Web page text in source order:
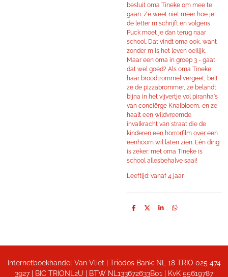
besluit oma Tineke om mee te
gaan. Ze weet niet meer hoe je
de letter m schrijft en volgens
Puck moet je dan terug naar
school. Dat vindt oma ook, want
zonder m is het leven oeilijk.
Maar een oma in groep 3 - gaat
dat wel goed? Als oma Tineke
haar broodtrommel vergeet, belt
ze de pizzabrommer, ze belandt
bijna in het vijvertje vol piranha's
van conciërge Knalbloem, en ze
haalt een wildvreemde
invalkracht van straat die de
kinderen een horrorfilm over een
eenhoorn wil laten zien. Eén ding
is zeker: met oma Tineke is
school allesbehalve saai!
Leeftijd: vanaf 4 jaar
D
D
S
D
Internetboekhandel Van Vliet | Triodos Bank: NL 18 TRIO 025 474
3927 | BIC TRIONL2U | BTW NL133672633B01 | KvK 55619787